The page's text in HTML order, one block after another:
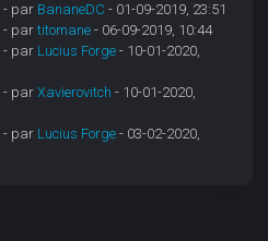
- par BananeDC - 01-09-2019, 23:51
- partitomane - 06-09-2019, 10:44
- par Lucius Forge - 10-01-2020,
- parXavierovitch - 10-01-2020,
- par Lucius Forge - 03-02-2020,